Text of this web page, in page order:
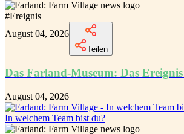
#Ereignis
August 04, 2026
Teilen
Das Farland-Museum: Das
August 04, 2026
In welchem Team bist du?